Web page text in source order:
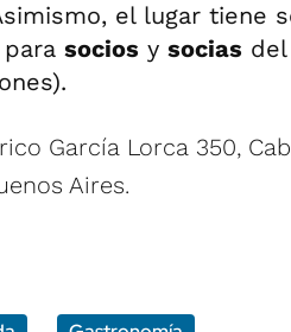
el lugar tiene
socios y socias del
García Lorca 350,
Aires.